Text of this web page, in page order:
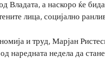
Владата, а наскоро ќе
лица, социјално
и труд, Марјан
наредната недела да